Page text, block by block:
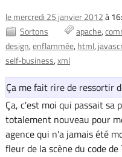
le mercredi 25 janvier 2012à
Sortons
apache
design enflammée html
self-business xml
Ça me fait rire de ressortir
Ça, c'est moi qui passait sa
totalement nouveau pour
agence qui n'a jamais été
fleur de la scène du code de